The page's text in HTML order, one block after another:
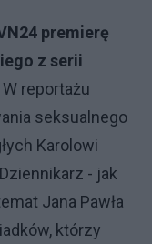
premierę
z serii
W reportażu
seksualnego
Karolowi
- jak
Jana Pawła
którzy